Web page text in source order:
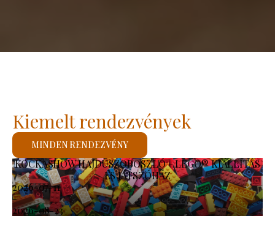
KOCKASHOW HAJDÚSZOBOSZLÓ - LEGO® KIÁLLÍTÁS
ÉS JÁTSZÓHÁZ
2026-07-11
-
2026-08-23
Kiemelt rendezvények
MINDEN RENDEZVÉNY